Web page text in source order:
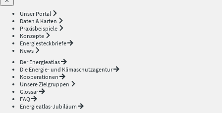
Unser Portal
Daten & Karten
Praxisbeispiele
Konzepte
Energiesteckbriefe
News
Der Energieatlas
Die Energie- und Klimaschutzagentur
Kooperationen
Unsere Zielgruppen
Glossar
FAQ
Energieatlas-Jubiläum